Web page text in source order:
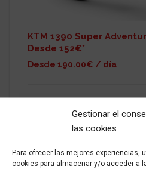
Gestionar el
las cookies
Para ofrecer las mejores experiencias,
cookies para almacenar y/o acceder a
KTM 1390 Super
Desde 152€*
Desde 190.00€ / día
de descuento en alquileres de 3
descuento en alquileres de 7 a
descuento en alquileres de
2024 Gasolina Manual